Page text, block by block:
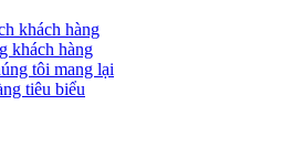
khách hàng
khách hàng
tôi mang lại
tiêu biểu